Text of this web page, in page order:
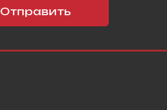
Отправить